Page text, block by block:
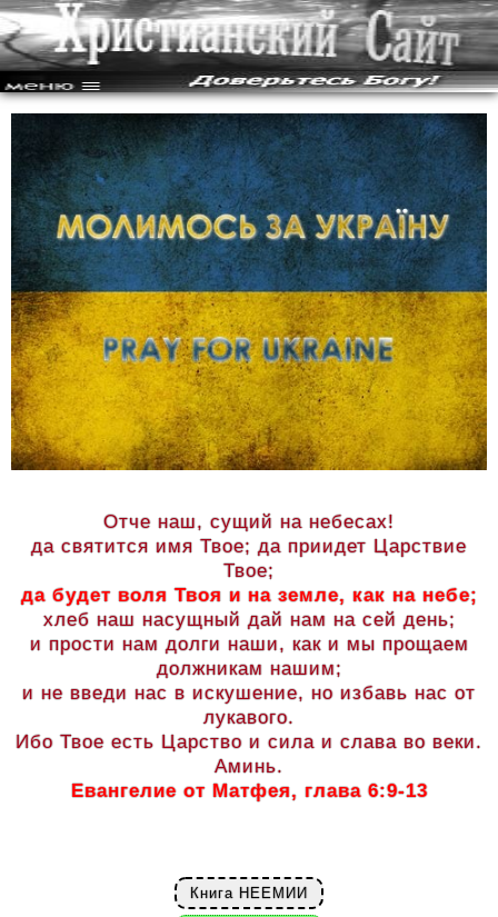
Отче наш, сущий на небесах!
да святится имя Твое; да приидет Царствие
Твое;
да будет воля Твоя и на земле, как на небе;
хлеб наш насущный дай нам на сей день;
и прости нам долги наши, как и мы прощаем
должникам нашим;
и не введи нас в искушение, но избавь нас от
лукавого.
Ибо Твое есть Царство и сила и слава во веки.
Аминь.
Евангелие от Матфея, глава 6:9-13
Книга НЕЕМИИ